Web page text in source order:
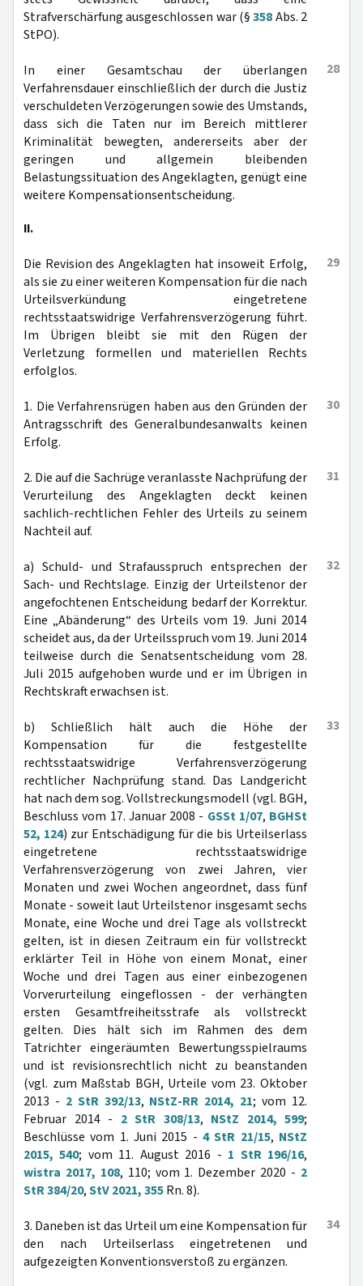
Strafverschärfung ausgeschlossen war (§358Abs. 2
StPO).
28
In einer Gesamtschau der überlangen
Verfahrensdauer einschließlich der durch die Justiz
verschuldeten Verzögerungen sowie des Umstands,
dass sich die Taten nur im Bereich mittlerer
Kriminalität bewegten, andererseits aber der
geringen und allgemein bleibenden
Belastungssituation des Angeklagten, genügt eine
weitere Kompensationsentscheidung.
II.
29
Die Revision des Angeklagten hat insoweit Erfolg,
als sie zu einer weiteren Kompensation für die nach
Urteilsverkündung eingetretene
rechtsstaatswidrige Verfahrensverzögerung führt.
Im Übrigen bleibt sie mit den Rügen der
Verletzung formellen und materiellen Rechts
erfolglos.
30
1. Die Verfahrensrügen haben aus den Gründen der
Antragsschrift des Generalbundesanwalts keinen
Erfolg.
31
2. Die auf die Sachrüge veranlasste Nachprüfung der
Verurteilung des Angeklagten deckt keinen
sachlich-rechtlichen Fehler des Urteils zu seinem
Nachteil auf.
32
a) Schuld- und Strafausspruch entsprechen der
Sach- und Rechtslage. Einzig der Urteilstenor der
angefochtenen Entscheidung bedarf der Korrektur.
Eine „Abänderung“ des Urteils vom 19. Juni 2014
scheidet aus, da der Urteilsspruch vom 19. Juni 2014
teilweise durch die Senatsentscheidung vom 28.
Juli 2015 aufgehoben wurde und er im Übrigen in
Rechtskraft erwachsen ist.
33
b) Schließlich hält auch die Höhe der
Kompensation für die festgestellte
rechtsstaatswidrige Verfahrensverzögerung
rechtlicher Nachprüfung stand. Das Landgericht
hat nach dem sog. Vollstreckungsmodell (vgl. BGH,
Beschluss vom 17. Januar 2008 - GSSt 1/07, BGHSt
52, 124) zur Entschädigung für die bis Urteilserlass
eingetretene rechtsstaatswidrige
Verfahrensverzögerung von zwei Jahren, vier
Monaten und zwei Wochen angeordnet, dass fünf
Monate - soweit laut Urteilstenor insgesamt sechs
Monate, eine Woche und drei Tage als vollstreckt
gelten, ist in diesen Zeitraum ein für vollstreckt
erklärter Teil in Höhe von einem Monat, einer
Woche und drei Tagen aus einer einbezogenen
Vorverurteilung eingeflossen - der verhängten
ersten Gesamtfreiheitsstrafe als vollstreckt
gelten. Dies hält sich im Rahmen des dem
Tatrichter eingeräumten Bewertungsspielraums
und ist revisionsrechtlich nicht zu beanstanden
(vgl. zum Maßstab BGH, Urteile vom 23. Oktober
2013 - 2 StR 392/13, NStZ-RR 2014, 21; vom 12.
Februar 2014 - 2 StR 308/13, NStZ 2014, 599;
Beschlüsse vom 1. Juni 2015 - 4 StR 21/15, NStZ
2015, 540; vom 11. August 2016 - 1 StR 196/16,
wistra 2017, 108, 110; vom 1. Dezember 2020 - 2
StR 384/20,StV 2021, 355Rn. 8).
34
3. Daneben ist das Urteil um eine Kompensation für
den nach Urteilserlass eingetretenen und
aufgezeigten Konventionsverstoß zu ergänzen.